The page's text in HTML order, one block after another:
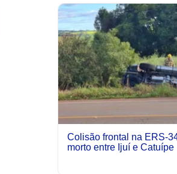
Colisão frontal na ERS-
morto entre Ijuí e Catuípe